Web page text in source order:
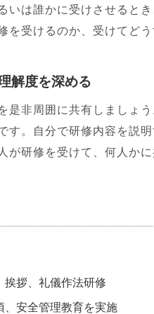
いは誰かに受けさせると
を受けるのか、受けてど
解度を深める
是非周囲に共有しましょ
す。自分で研修内容を説
が研修を受けて、何人か
拶、礼儀作法研修
、安全管理教育を実施